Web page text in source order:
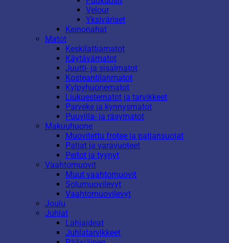
Velour
Yksiväriset
Keinonahat
Matot
Keskilattiamatot
Käytävämatot
Juutti- ja sisalmatot
Kosteantilanmatot
Kylpyhuonematot
Liukuestematot ja tarvikkeet
Parveke ja kynnysmatot
Puuvilla- ja räsymatot
Makuuhuone
Muovitettu frotee ja patjansuojat
Patjat ja varavuoteet
Peitot ja tyynyt
Vaahtomuovit
Muut vaahtomuovit
Solumuovilevyt
Vaahtomuovilevyt
Joulu
Juhlat
Lahjaideat
Juhlatarvikkeet